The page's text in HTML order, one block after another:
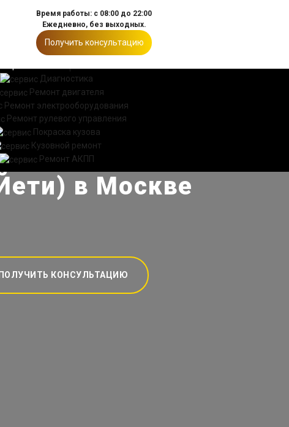
Время работы: с 08:00 до 22:00
Ежедневно, без выходных.
Получить консультацию
Диагностика
Ремонт двигателя
Ремонт электрооборудования
Ремонт рулевого управления
Покраска кузова
Кузовной ремонт
Ремонт АКПП
в Москве
КОНСУЛЬТАЦИЮ